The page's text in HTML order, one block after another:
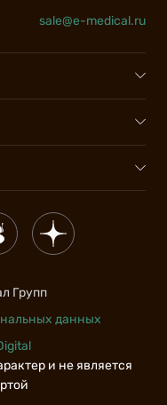
На карте
dzen
sale@e-medical.ru
Групп
данных
и не является